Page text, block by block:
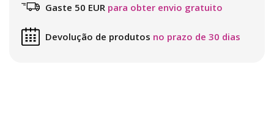
Gaste 50 EUR para obter envio gratuito
Devolução de produtos no prazo de 30 dias